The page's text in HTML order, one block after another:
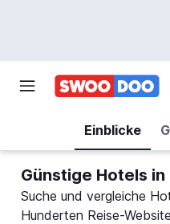
Einblicke
Günstige Hotels in
Suche und vergleiche
Hunderten Reise-